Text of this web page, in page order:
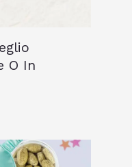
O In